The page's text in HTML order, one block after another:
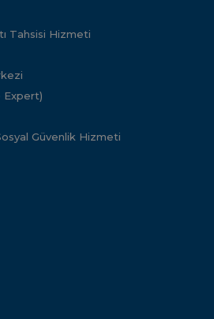
Tahsisi Hizmeti
Expert)
Güvenlik Hizmeti